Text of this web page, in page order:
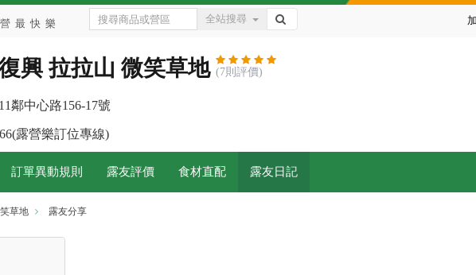
全站搜尋
興 拉拉山 微笑草地 (7則評價)
鄰中心路156-17號
露營樂訂位專線)
訂單異動規則 露友評價 食材直配 露友日記
草地 露友分享